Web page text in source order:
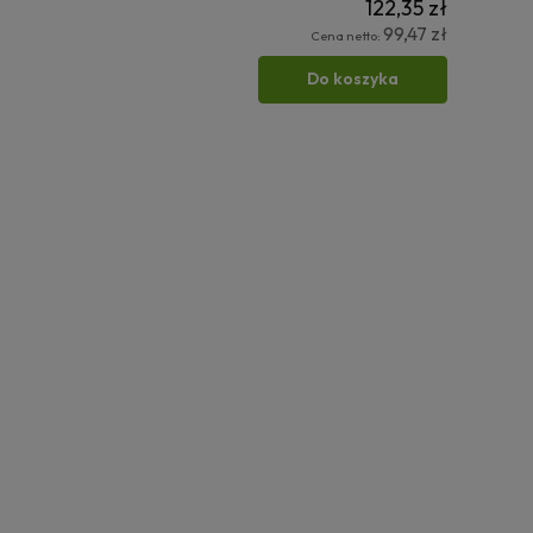
122,35 zł
Cena netto: 99,47 zł
Do koszyka